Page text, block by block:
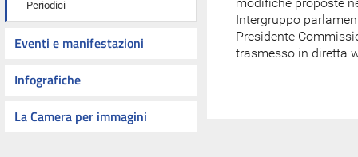
Periodici
Eventi e manifestazioni
Infografiche
La Camera per immagini
Intergruppo
Presidente
trasmesso in diretta